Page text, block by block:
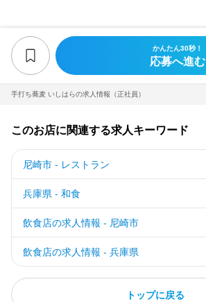
手打ち蕎麦 いしはらの求人情報（正社員）
かんたん30秒！
応募へ進む
このお店に関連する求人キーワード
尼崎市 - レストラン
兵庫県 - 和食
飲食店の求人情報 - 尼崎市
飲食店の求人情報 - 兵庫県
トップに戻る